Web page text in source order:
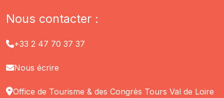
Nous contacter :
+33 2 47 70 37 37
Nous écrire
Office de Tourisme & des Congrès Tours Val de Loire